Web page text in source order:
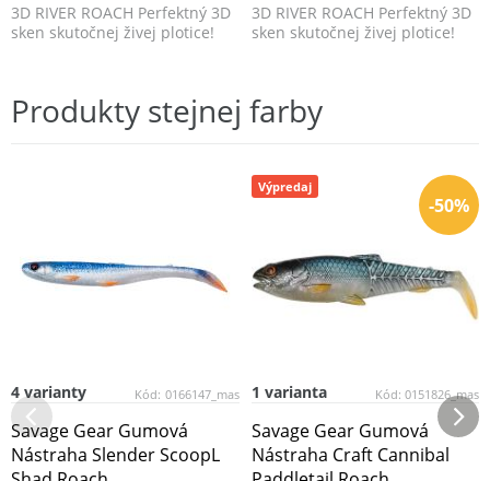
3D RIVER ROACH Perfektný 3D
sken skutočnej živej plotice!
3D RIVER ROACH Perfektný 3D
sken skutočnej živej plotice!
Produkty stejnej farby
Kód: 0166147_mas
4 varianty
Savage Gear Gumová
Nástraha Slender ScoopL
-50%
Výpredaj
Kód: 0151826_mas
1 varianta
Savage Gear Gumová
Nástraha Craft Cannibal